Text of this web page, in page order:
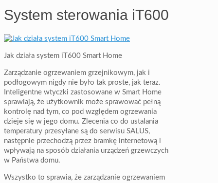
System sterowania iT600
Jak działa system iT600 Smart Home
Zarządzanie ogrzewaniem grzejnikowym, jak i
podłogowym nigdy nie było tak proste, jak teraz.
Inteligentne wtyczki zastosowane w Smart Home
sprawiają, że użytkownik może sprawować pełną
kontrolę nad tym, co pod względem ogrzewania
dzieje się w jego domu. Zlecenia co do ustalania
temperatury przesyłane są do serwisu SALUS,
następnie przechodzą przez bramkę internetową i
wpływają na sposób działania urządzeń grzewczych
w Państwa domu.
Wszystko to sprawia, że zarządzanie ogrzewaniem